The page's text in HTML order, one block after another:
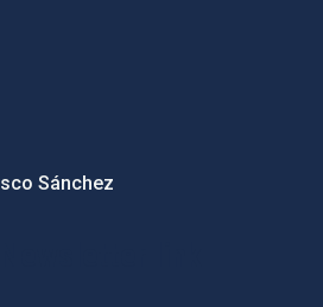
Sánchez